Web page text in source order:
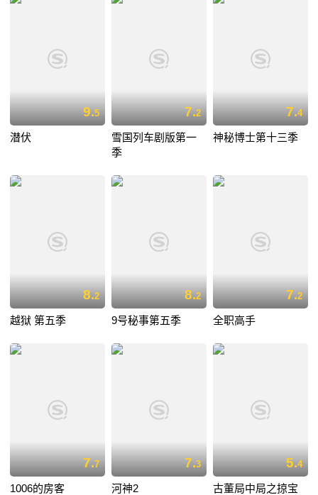
9.5
潜伏
7.2
雪国列车剧版第一
季
7.4
神秘博士第十三季
8.2
越狱 第五季
8.2
9号秘事第五季
7.2
全职高手
7.7
1006的房客
7.3
河神2
5.4
古董局中局之掠宝